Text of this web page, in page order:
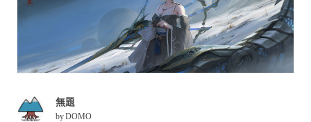
無題
byDOMO